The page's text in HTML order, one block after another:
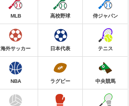
MLB 高校野球 侍ジャパン
海外サッカー 日本代表 テニス
NBA ラグビー 中央競馬